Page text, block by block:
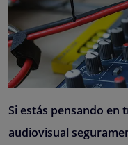
Si estás pensando en
audiovisual